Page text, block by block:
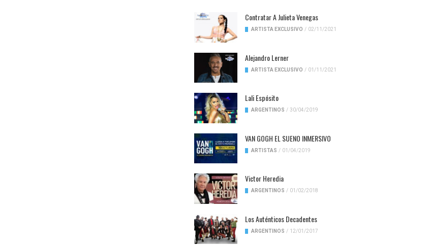
Contratar A Julieta Venegas
ARTISTA EXCLUSIVO / 02/11/2021
Alejandro Lerner
ARTISTA EXCLUSIVO / 01/11/2021
Lali Espósito
ARGENTINOS / 30/04/2019
VAN GOGH EL SUENO INMERSIVO
ARTISTAS / 01/04/2019
Victor Heredia
ARGENTINOS / 01/02/2018
Los Auténticos Decadentes
ARGENTINOS / 12/01/2017